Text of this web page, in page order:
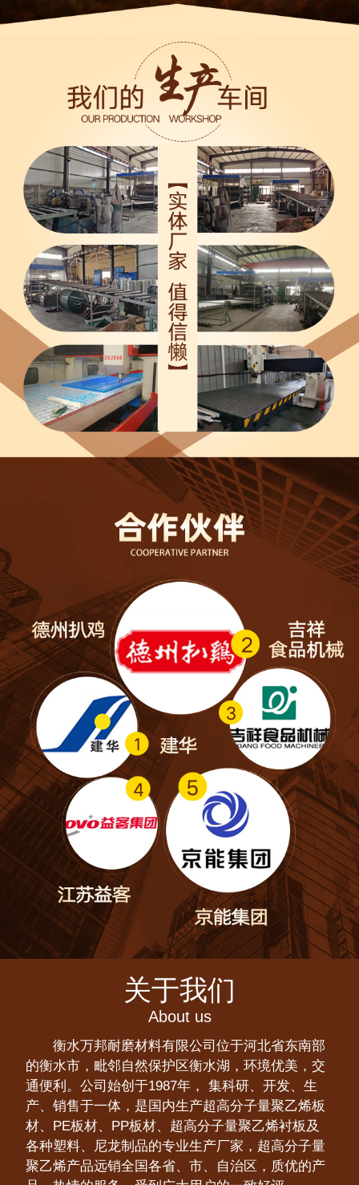
关于我们
About us
衡水万邦耐磨材料有限公司位于河北省东南部
的衡水市，毗邻自然保护区衡水湖，环境优美，交
通便利。公司始创于1987年， 集科研、开发、生
产、销售于一体，是国内生产超高分子量聚乙烯板
材、PE板材、PP板材、超高分子量聚乙烯衬板及
各种塑料、尼龙制品的专业生产厂家，超高分子量
聚乙烯产品远销全国各省、市、自治区，质优的产